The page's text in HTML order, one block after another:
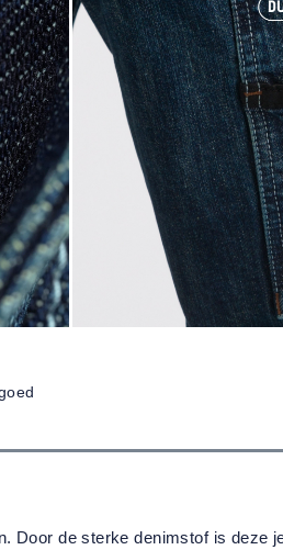
Door de sterke denimstof is deze